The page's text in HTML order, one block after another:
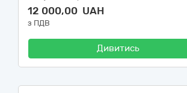
12 000,00 UAH
з ПДВ
Дивитись